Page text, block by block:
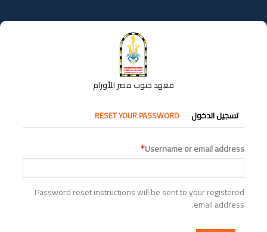
إلى
المحتوى
معهد جنوب مصر للأورام
التبويبات
الأساسية
تسجيل الدخول RESET YOUR PASSWORD
Username or email address
Password reset instructions will be sent to your registered
email address.